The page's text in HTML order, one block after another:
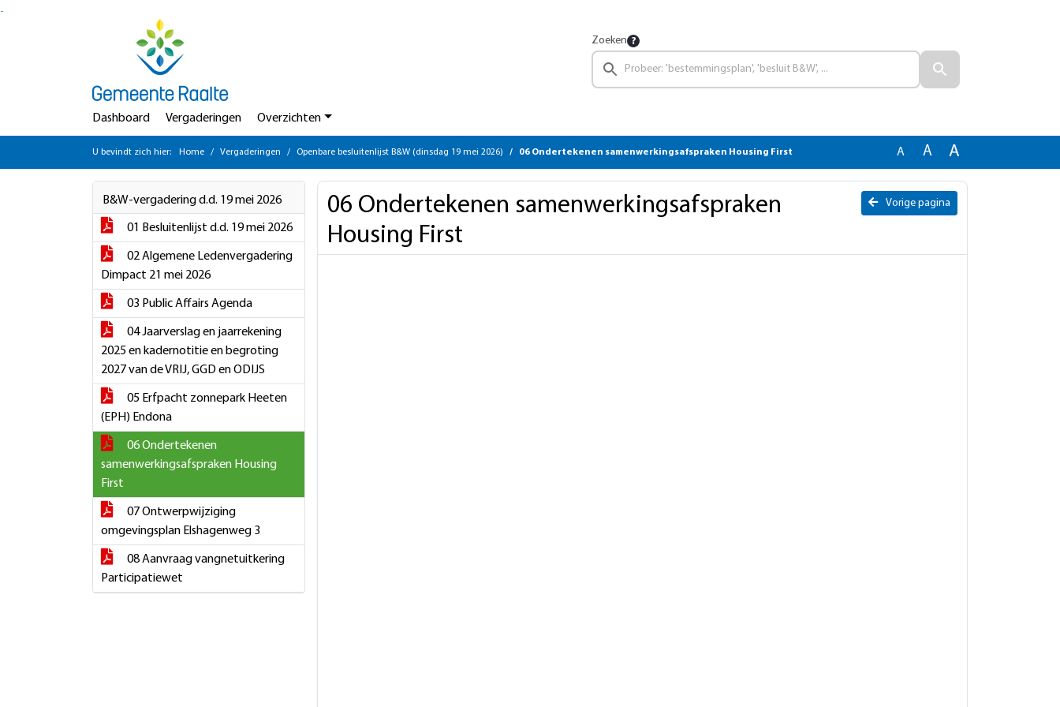
Ga naar de inhoud van deze pagina
Zoeken
Dashboard Vergaderingen Overzichten
U bevindt zich hier: Home Vergaderingen Openbare besluitenlijst B&W (dinsdag 19 mei 2026) 06 Ondertekenen samenwerkingsafspraken Housing First A A A
B&W-vergadering d.d. 19 mei 2026
01 Besluitenlijst d.d. 19 mei 2026
02 Algemene Ledenvergadering
Dimpact 21 mei 2026
03 Public Affairs Agenda
04 Jaarverslag en jaarrekening
2025 en kadernotitie en begroting
2027 van de VRIJ, GGD en ODIJS
05 Erfpacht zonnepark Heeten
(EPH) Endona
06 Ondertekenen
samenwerkingsafspraken Housing
First
07 Ontwerpwijziging
omgevingsplan Elshagenweg 3
08 Aanvraag vangnetuitkering
Participatiewet
Vorige pagina
06 Ondertekenen samenwerkingsafspraken
Housing First